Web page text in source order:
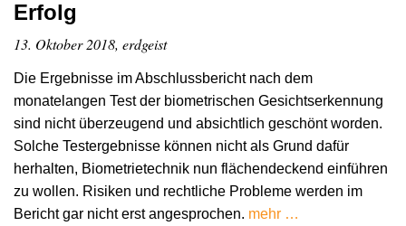
Erfolg
13. Oktober 2018, erdgeist
Die Ergebnisse im Abschlussbericht nach dem
monatelangen Test der biometrischen Gesichtserkennung
sind nicht überzeugend und absichtlich geschönt worden.
Solche Testergebnisse können nicht als Grund dafür
herhalten, Biometrietechnik nun flächendeckend einführen
zu wollen. Risiken und rechtliche Probleme werden im
Bericht gar nicht erst angesprochen. mehr …